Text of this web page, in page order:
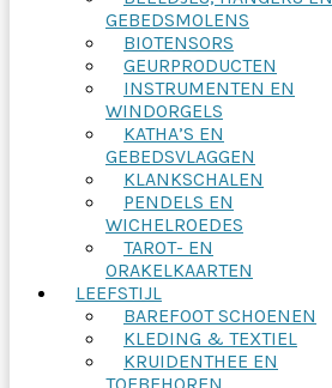
GEBEDSMOLENS
BIOTENSORS
GEURPRODUCTEN
INSTRUMENTEN EN
WINDORGELS
KATHA’S EN
GEBEDSVLAGGEN
KLANKSCHALEN
PENDELS EN
WICHELROEDES
TAROT- EN
ORAKELKAARTEN
LEEFSTIJL
BAREFOOT SCHOENEN
KLEDING & TEXTIEL
KRUIDENTHEE EN